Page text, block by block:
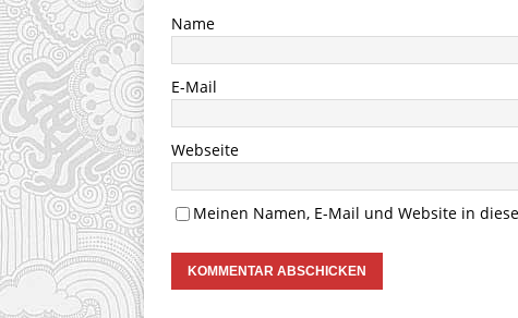
Name
E-Mail
Webseite
Meinen Namen, E-Mail und Website in